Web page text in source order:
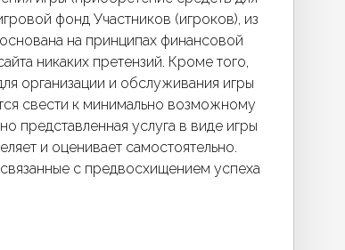
фонд Участников (игроков), из
на принципах финансовой
никаких претензий. Кроме того,
организации и обслуживания игры
свести к минимально возможному
представленная услуга в виде игры
и оценивает самостоятельно.
с предвосхищением успеха